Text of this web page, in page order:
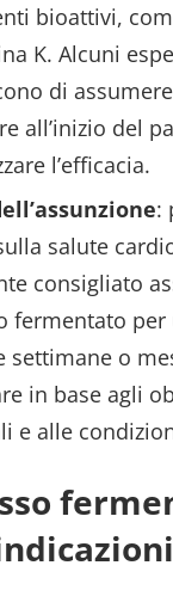
bioattivi,
K. Alcuni
di
all’inizio del
l’efficacia.
:
salute
consigliato
fermentato
settimane o
in base agli
e alle